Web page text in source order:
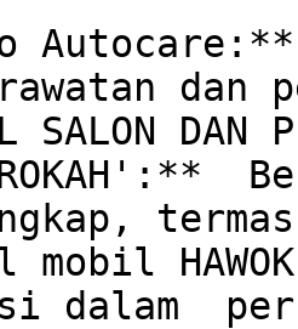
SALON DAN
mobil
dalam